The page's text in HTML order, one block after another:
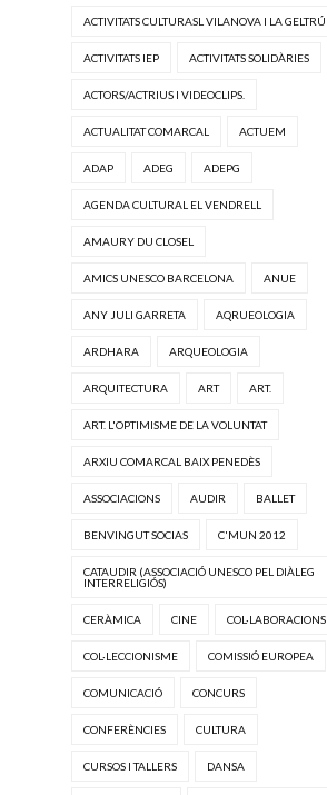
ACTIVITATS CULTURASL VILANOVA I LA GELTRÚ
ACTIVITATS IEP ACTIVITATS SOLIDÀRIES
ACTORS/ACTRIUS I VIDEOCLIPS.
ACTUALITAT COMARCAL ACTUEM
ADAP ADEG ADEPG
AGENDA CULTURAL EL VENDRELL
AMAURY DU CLOSEL
AMICS UNESCO BARCELONA ANUE
ANY JULI GARRETA AQRUEOLOGIA
ARDHARA ARQUEOLOGIA
ARQUITECTURA ART ART.
ART. L'OPTIMISME DE LA VOLUNTAT
ARXIU COMARCAL BAIX PENEDÈS
ASSOCIACIONS AUDIR BALLET
BENVINGUT SOCIAS C'MUN 2012
CATAUDIR (ASSOCIACIÓ UNESCO PEL DIÀLEG
INTERRELIGIÓS)
CERÀMICA CINE COL·LABORACIONS
COL·LECCIONISME COMISSIÓ EUROPEA
COMUNICACIÓ CONCURS
CONFERÈNCIES CULTURA
CURSOS I TALLERS DANSA